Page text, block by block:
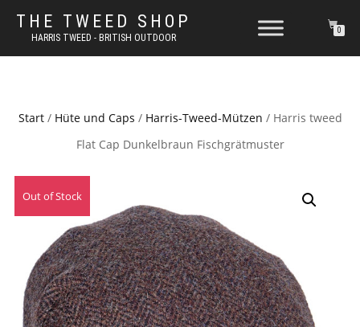
THE TWEED SHOP
HARRIS TWEED - BRITISH OUTDOOR
0
Start/ Hüte und Caps / Harris-Tweed-Mützen / Harris tweed
Flat Cap Dunkelbraun Fischgrätmuster
Out of Stock